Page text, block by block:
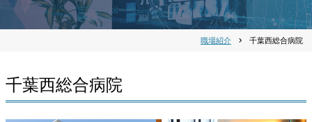
職場紹介 chevron_right 千葉西総合病院
千葉西総合病院